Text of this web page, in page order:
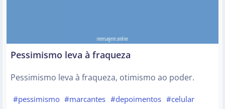
Pessimismo leva à fraqueza
Pessimismo leva à fraqueza, otimismo ao poder.
#pessimismo #marcantes #depoimentos #celular